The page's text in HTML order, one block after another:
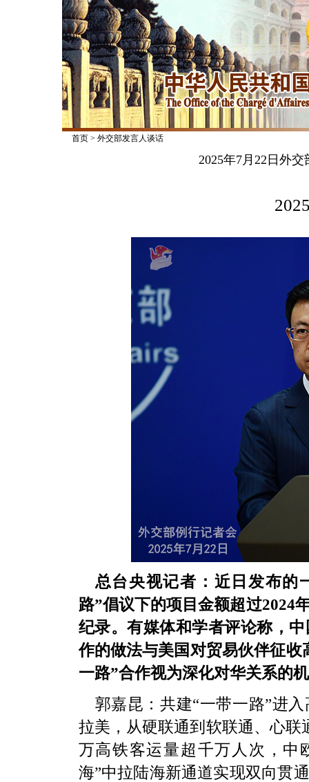
首页> 外交部发言人谈话
2025年7月22日外
总台央视记者：近日发布的
路”倡议下的项目金额超过2024
纪录。有媒体和学者评论称，
作的做法与美国对贸易伙伴征
一路”合作视为深化对华关系的
郭嘉昆：共建“一带一路”进
拉美，从硬联通到软联通、心
万高铁客运量超千万人次，
海”中拉陆海新通道实现双向贯